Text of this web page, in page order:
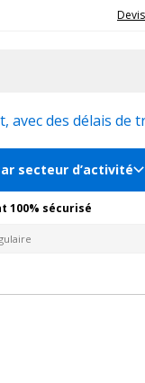
20ans d'expérience aux
des délais
secteur d’activité
100% sécurisé